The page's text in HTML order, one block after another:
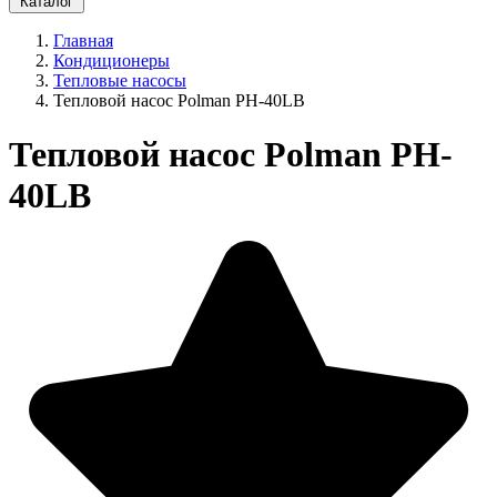
Главная
Кондиционеры
Тепловые насосы
Тепловой насос Polman PH-40LB
Тепловой насос Polman PH-
40LB